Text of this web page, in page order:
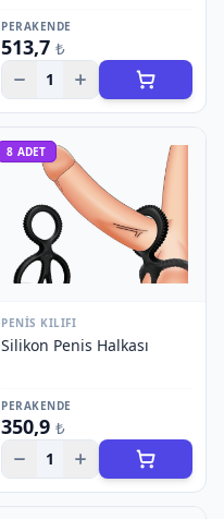
PERAKENDE
513,7 ₺
1
8 ADET
PENIS KILIFI
Silikon Penis Halkası
PERAKENDE
350,9 ₺
1